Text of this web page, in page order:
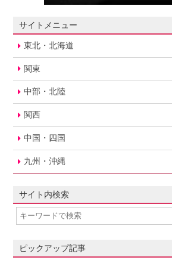
サイトメニュー
東北・北海道
関東
中部・北陸
関西
中国・四国
九州・沖縄
サイト内検索
ピックアップ記事